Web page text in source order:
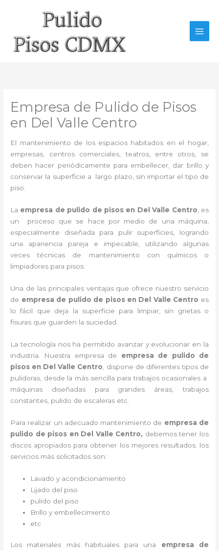
Empresa de Pulido de Pisos
en Del Valle Centro
El mantenimiento de los espacios habitados en el hogar,
empresas, centros comerciales, teatros, entre otros, se
deben hacer periódicamente para embellecer, dar brillo y
conservar la superficie a largo plazo, sin importar el tipo de
piso.
La empresa de pulido de pisos en Del Valle Centro , es
un proceso que se hace por medio de una máquina,
especialmente diseñada para pulir superficies, logrando
una apariencia pareja e impecable, utilizando algunas
veces técnicas de mantenimiento con químicos o
limpiadores para pisos.
Una de las principales ventajas que ofrece nuestro servicio
de empresa de pulido de pisosen Del Valle Centro es
lo fácil que deja la superficie para limpiar, sin grietas o
fisuras que guarden la suciedad.
La tecnología nos ha permitido avanzar y evolucionar en la
industria. Nuestra empresa de empresa de pulido de
pisos en Del Valle Centro , dispone de diferentes tipos de
pulidoras, desde la más sencilla para trabajos ocasionales a
máquinas diseñadas para grandes áreas, trabajos
constantes, pulido de escaleras etc.
Para realizar un adecuado mantenimiento de empresa de
pulido de pisos en Del Valle Centro, debemos tener los
discos apropiados para obtener los mejores resultados. los
servicios más solicitados son:
Lavado y acondicionamiento
Lijado del piso
pulido del piso
Brillo y embellecimiento
etc
Los materiales más habituales para una empresa de